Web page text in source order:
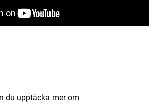
du upptäcka mer om